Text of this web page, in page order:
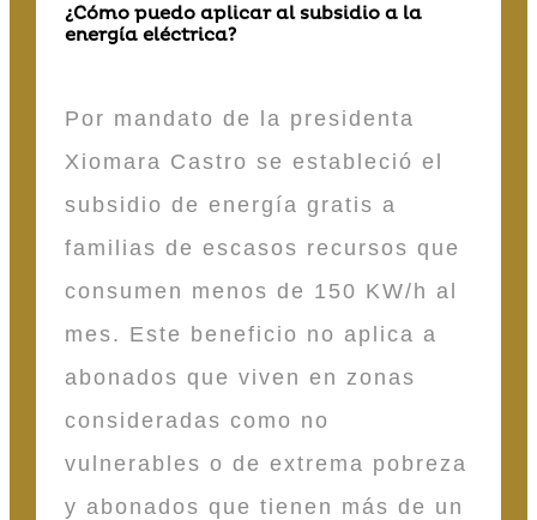
¿Cómo puedo aplicar al subsidio a la
energía eléctrica?
Por mandato de la presidenta
Xiomara Castro se estableció el
subsidio de energía gratis a
familias de escasos recursos que
consumen menos de 150 KW/h al
mes. Este beneficio no aplica a
abonados que viven en zonas
consideradas como no
vulnerables o de extrema pobreza
y abonados que tienen más de un